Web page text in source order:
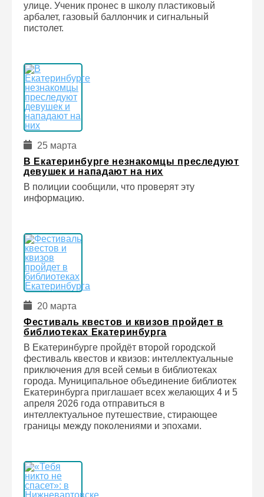
улице. Ученик пронес в школу пластиковый
арбалет, газовый баллончик и сигнальный
пистолет.
25 марта
В Екатеринбурге незнакомцы преследуют
девушек и нападают на них
В полиции сообщили, что проверят эту
информацию.
20 марта
Фестиваль квестов и квизов пройдет в
библиотеках Екатеринбурга
В Екатеринбурге пройдёт второй городской
фестиваль квестов и квизов: интеллектуальные
приключения для всей семьи в библиотеках
города. Муниципальное объединение библиотек
Екатеринбурга приглашает всех желающих 4 и 5
апреля 2026 года отправиться в
интеллектуальное путешествие, стирающее
границы между поколениями и эпохами.